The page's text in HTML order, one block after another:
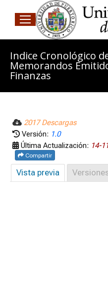
Indice Cronológico
Memorandos
Finanzas
2017 Descargas
Versión: 1.0
Última Actualización: 14-
Compartir
Vista previa